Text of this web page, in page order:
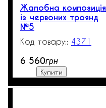
Жалобна композиція
із червоних троянд
№5
4371
6 560грн
Купити